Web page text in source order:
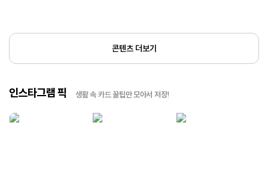
콘텐츠 더보기
인스타그램 픽 생활 속 카드 꿀팁만 모아서 저장!